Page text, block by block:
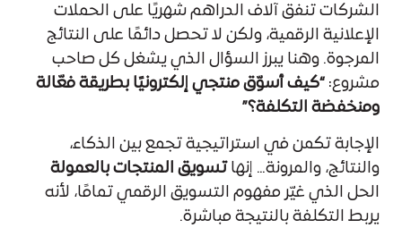
الشركات تنفق آلاف الدراهم شهريًا على الحملات
الإعلانية الرقمية، ولكن لا تحصل دائمًا على النتائج
المرجوة. وهنا يبرز السؤال الذي يشغل كل صاحب
مشروع: “كيف أسوّق منتجي إلكترونيًا بطريقة فعّالة
ومنخفضة التكلفة؟”
الإجابة تكمن في استراتيجية تجمع بين الذكاء،
والنتائج، والمرونة… إنهاتسويق المنتجات بالعمولة
الحل الذي غيّر مفهوم التسويق الرقمي تمامًا، لأنه
يربط التكلفة بالنتيجة مباشرة.